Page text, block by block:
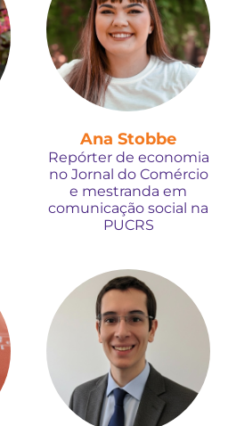
Ana Stobbe
Repórter de economia
no Jornal do Comércio
e mestranda em
comunicação social na
PUCRS